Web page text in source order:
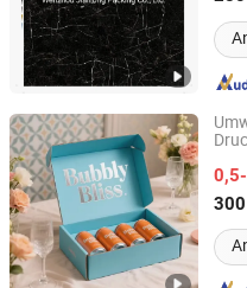
Zhejiang, China
Shenzhen One Net Printing
Guangdong, China